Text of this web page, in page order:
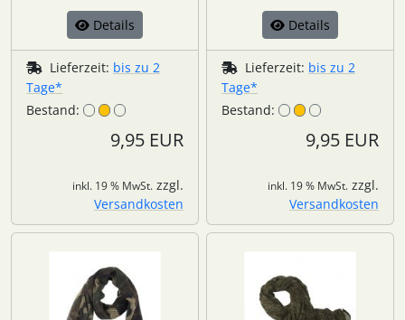
Details
Lieferzeit: bis zu 2
Tage*
Bestand:
9,95 EUR
inkl. 19 % MwSt. zzgl.
Versandkosten
Details
Lieferzeit: bis zu 2
Tage*
Bestand:
9,95 EUR
inkl. 19 % MwSt. zzgl.
Versandkosten